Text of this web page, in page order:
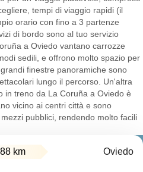
tempi di viaggio rapidi (il
orario con fino a 3 partenze
di bordo sono al tuo servizio
a Oviedo vantano carrozze
sedili, e offrono molto spazio per
finestre panoramiche sono
lungo il percorso. Un'altra
in treno da La Coruña a Oviedo è
vicino ai centri città e sono
pubblici, rendendo molto facili
km Oviedo